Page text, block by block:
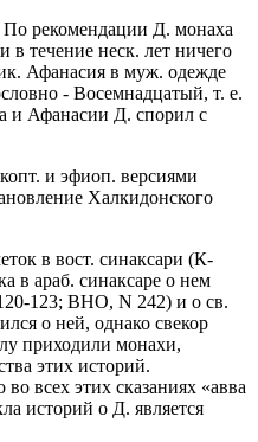
По рекомендации Д. монаха
течение неск. лет ничего
Афанасия в муж. одежде
- Восемнадцатый, т. е.
и Афанасии Д. спорил с
и эфиоп. версиями
Халкидонского
в вост. синаксари (К-
в араб. синаксаре о нем
123; BHO, N 242) и о св.
о ней, однако свекор
приходили монахи,
этих историй.
всех этих сказаниях «авва
историй о Д. является